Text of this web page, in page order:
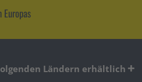
Ländern erhältlich